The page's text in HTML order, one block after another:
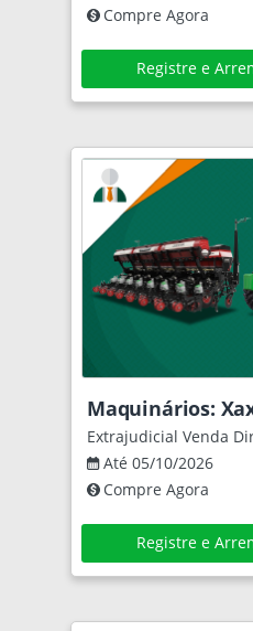
Compre Agora
Registre e
Maquinários:
Extrajudicial Venda
Até 05/10/2026
Compre Agora
Registre e